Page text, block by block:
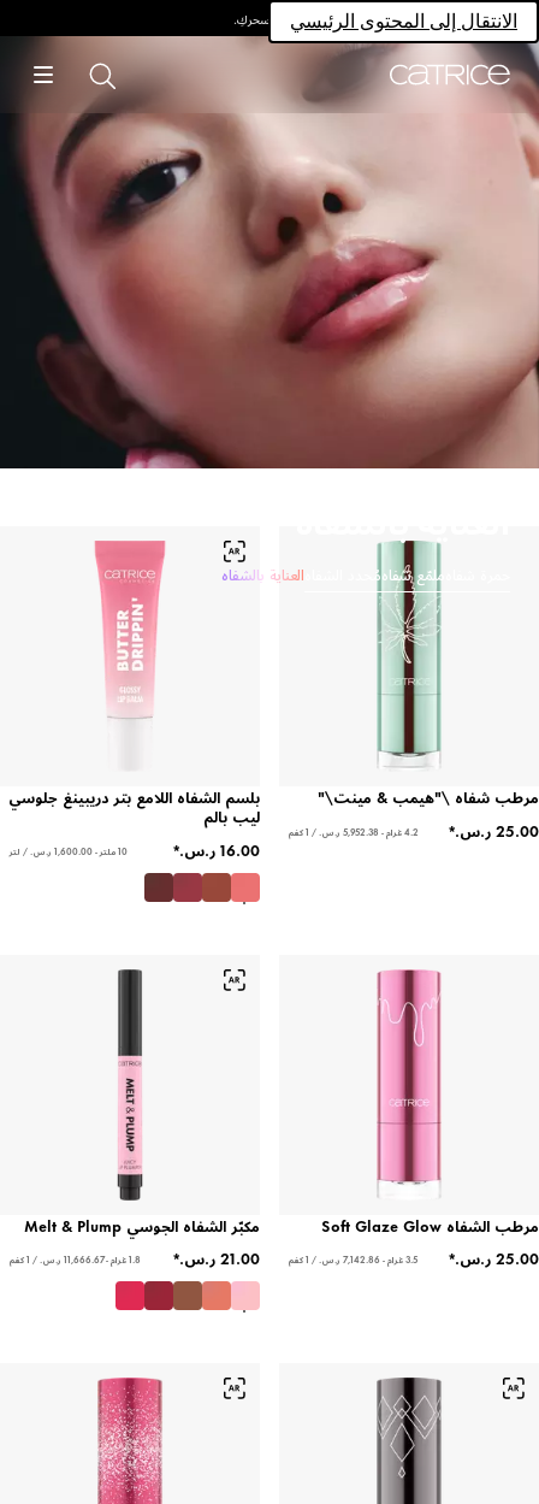
الانتقال إلى المحتوى الرئيسيامتلكي سحركِ.
ملمّع شفاهمُحدد الشفاه العناية بالشفاه
مرطب شفاه \"هيمب & مينت\"
4.2 غرام - ‏5,952.38 ر.س.‏ / 1 كغم
بلسم الشفاه اللامع بتر دريبينغ جلوسي
ليب بالم
10 ملتر - ‏1,600.00 ر.س.‏ / لتر
مرطب الشفاه Soft Glaze Glow
3.5 غرام - ‏7,142.86 ر.س.‏ / 1 كغم
مكبّر الشفاه الجوسي Melt & Plump
1.8 غرام - ‏11,666.67 ر.س.‏ / 1 كغم